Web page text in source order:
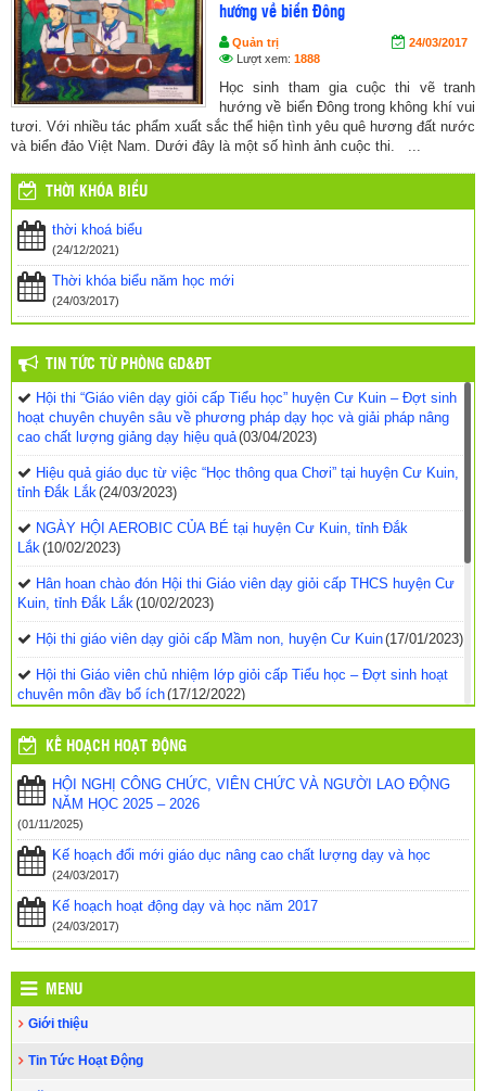
hướng về biển Đông
Quản trị
24/03/2017
Lượt xem: 1888
Học sinh tham gia cuộc thi vẽ tranh
hướng về biển Đông trong không khí vui
tươi. Với nhiều tác phẩm xuất sắc thể hiện tình yêu quê hương đất nước
và biển đảo Việt Nam. Dưới đây là một số hình ảnh cuộc thi. ...
THỜI KHÓA BIỂU
thời khoá biểu
(24/12/2021)
Thời khóa biểu năm học mới
(24/03/2017)
TIN TỨC TỪ PHÒNG GD&ĐT
Hội thi “Giáo viên dạy giỏi cấp Tiểu học” huyện Cư Kuin – Đợt sinh
hoạt chuyên chuyên sâu về phương pháp dạy học và giải pháp nâng
cao chất lượng giảng dạy hiệu quả(03/04/2023)
Hiệu quả giáo dục từ việc “Học thông qua Chơi” tại huyện Cư Kuin,
tỉnh Đắk Lắk (24/03/2023)
NGÀY HỘI AEROBIC CỦA BÉ tại huyện Cư Kuin, tỉnh Đắk
Lắk (10/02/2023)
Hân hoan chào đón Hội thi Giáo viên dạy giỏi cấp THCS huyện Cư
Kuin, tỉnh Đắk Lắk (10/02/2023)
Hội thi giáo viên dạy giỏi cấp Mầm non, huyện Cư Kuin(17/01/2023)
Hội thi Giáo viên chủ nhiệm lớp giỏi cấp Tiểu học – Đợt sinh hoạt
chuyên môn đầy bổ ích(17/12/2022)
Hội thi Giáo viên chủ nhiệm lớp giỏi cấp Tiểu học, năm học 2022-
2023, huyện Cư Kuin – Phần thi thực hành
Hội thi Giáo viên chủ nhiệm lớp giỏi cấp Tiểu học, năm học 2022-
2023, huyện Cư Kuin, tỉnh Đắk Lắk đổi mới, năng động và sáng
tạo(09/12/2022)
HỌC thông qua CHƠI(15/11/2022)
HỘI THAO TRUYỀN THỐNG NGÀNH GIÁO DỤC VÀ ĐÀO TẠO
HUYỆN CƯ KUIN – NĂM 2022 (28/10/2022)
KẾ HOẠCH HOẠT ĐỘNG
HỘI NGHỊ CÔNG CHỨC, VIÊN CHỨC VÀ NGƯỜI LAO ĐỘNG
NĂM HỌC 2025 – 2026
(01/11/2025)
Kế hoạch đổi mới giáo dục nâng cao chất lượng dạy và học
(24/03/2017)
Kế hoạch hoạt động dạy và học năm 2017
(24/03/2017)
MENU
Giới thiệu
Tin Tức Hoạt Động